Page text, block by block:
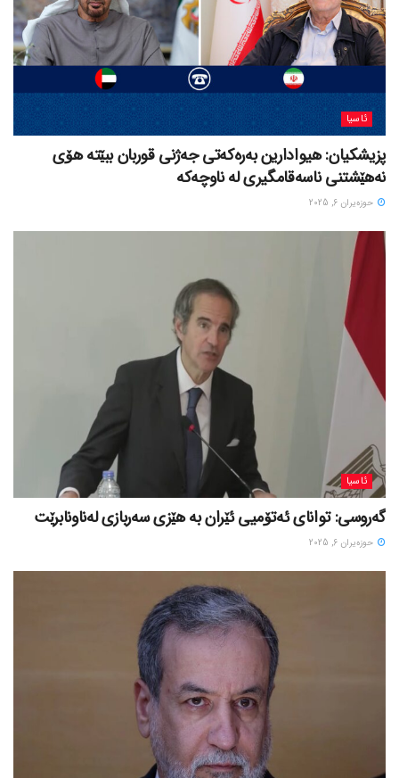
ئاسیا
پزیشکیان: هیوادارین بەرەکەتی جەژنی قوربان ببێتە هۆی
نەهێشتنی ناسەقامگیری لە ناوچەکە
حوزه‌یران 6, 2025
ئاسیا
گەروسی: توانای ئەتۆمیی ئێران بە هێزی سەربازی لەناونابرێت
حوزه‌یران 6, 2025